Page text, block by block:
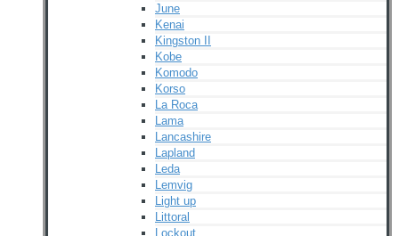
June
Kenai
Kingston II
Kobe
Komodo
Korso
La Roca
Lama
Lancashire
Lapland
Leda
Lemvig
Light up
Littoral
Lockout